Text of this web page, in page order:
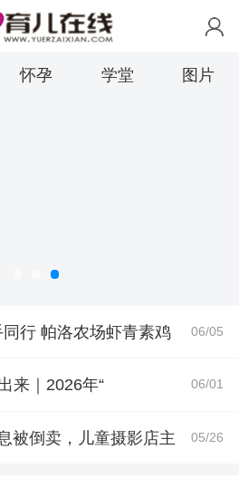
怀孕 学堂 图片
06/05
行 帕洛农场虾青素鸡
06/01
来｜2026年“
05/26
被倒卖，儿童摄影店主